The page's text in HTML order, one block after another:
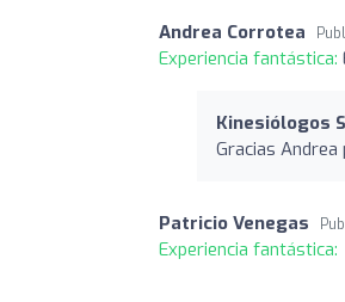
Andrea Corrotea
Experiencia fantástica:
Kinesiólogos
Gracias
Patricio Venegas
Experiencia fantástica: